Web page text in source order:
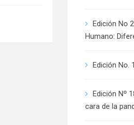
Edición No
Humano:
Edición No.
Edición Nº
cara de la